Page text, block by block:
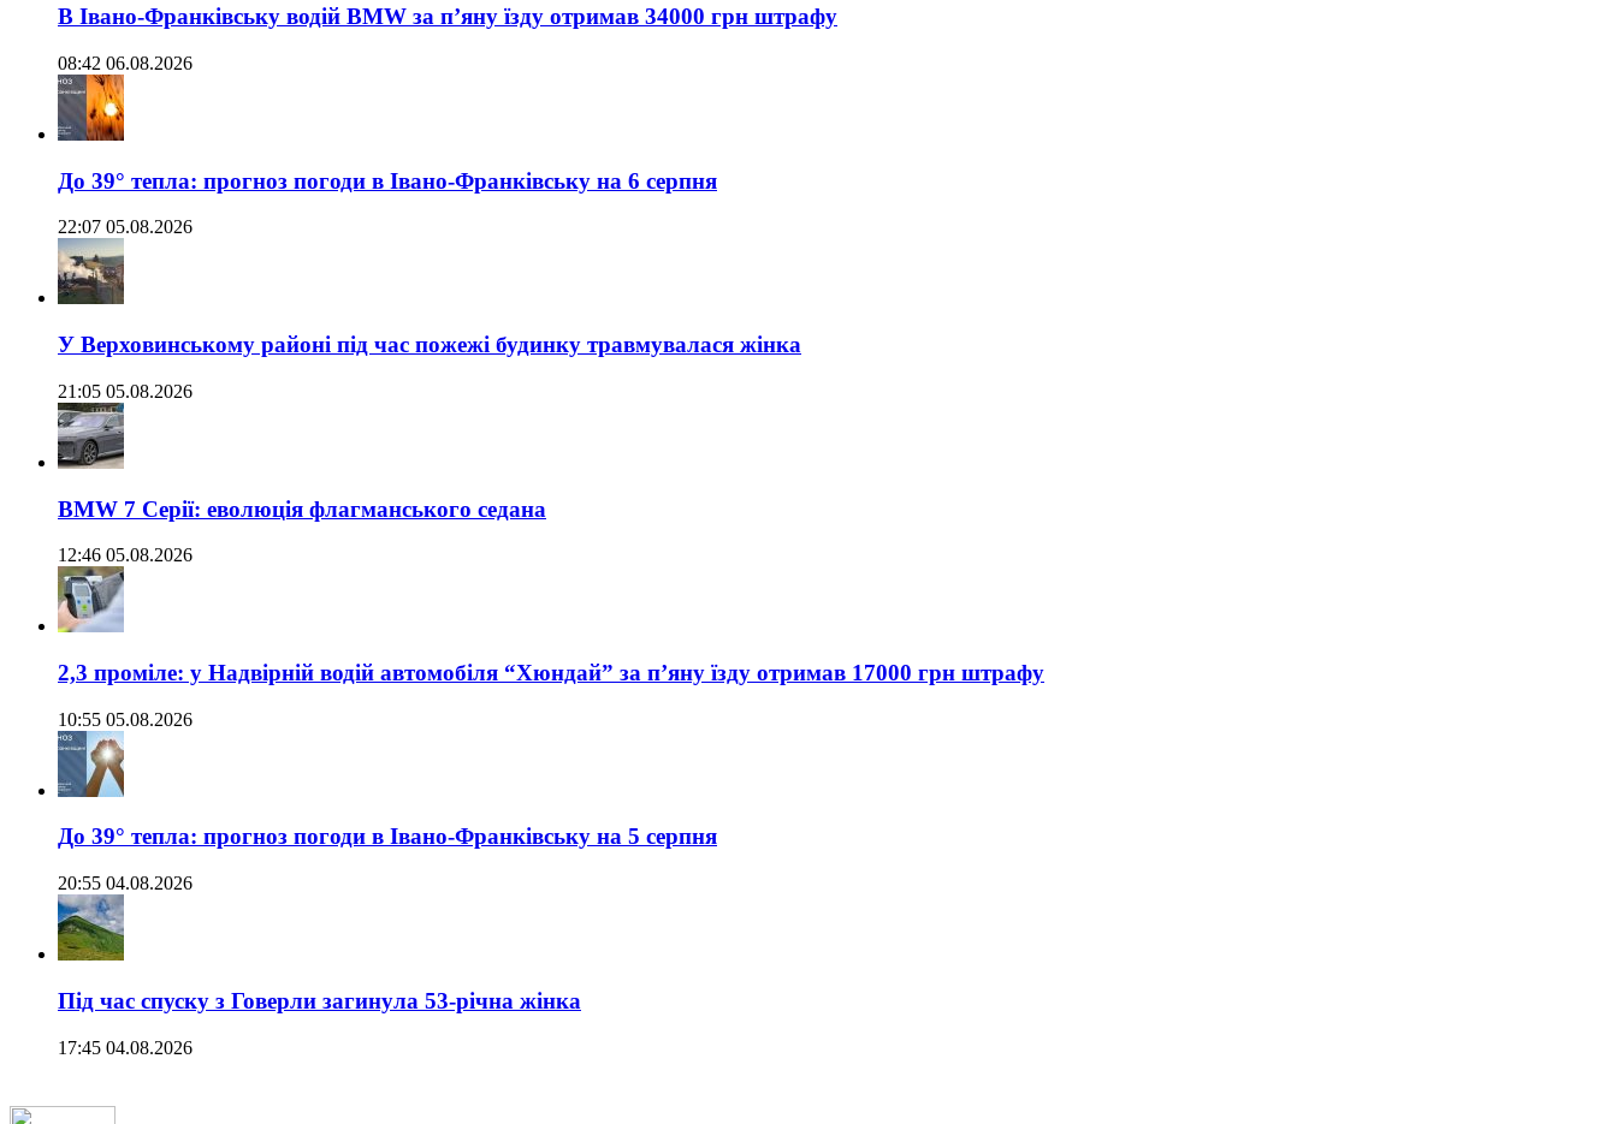
В Івано-Франківську водій BMW за п’яну їзду отримав 34000 грн штрафу
08:42 06.08.2026
До 39° тепла: прогноз погоди в Івано-Франківську на 6 серпня
22:07 05.08.2026
У Верховинському районі під час пожежі будинку травмувалася жінка
21:05 05.08.2026
BMW 7 Серії: еволюція флагманського седана
12:46 05.08.2026
2,3 проміле: у Надвірній водій автомобіля “Хюндай” за п’яну їзду отримав 17000 грн штрафу
10:55 05.08.2026
До 39° тепла: прогноз погоди в Івано-Франківську на 5 серпня
20:55 04.08.2026
Під час спуску з Говерли загинула 53-річна жінка
17:45 04.08.2026